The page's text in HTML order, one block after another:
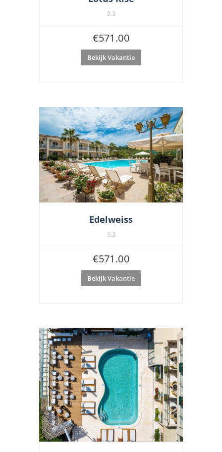
9.3
€571.00
Bekijk Vakantie
Edelweiss
9.3
€571.00
Bekijk Vakantie